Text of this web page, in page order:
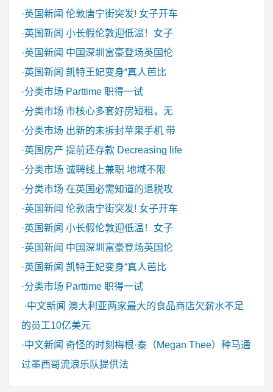
·英国新闻 伦敦唐宁街突发! 女子开车
·英国新闻 小长假伦敦迎低温！女子
·英国新闻 中国深圳富豪登场英国伦
·英国新闻 凯特王妃变身“真人芭比
·分类市场 Parttime 职得一试
·分类市场 市核心多套好房短租，无
·分类市场 出新的未拆封苹果手机 带
·英国房产 提前还存款 Decreasing life
·分类市场 诚聘线上兼职 地域不限
·分类市场 在英国必需知道的退税攻
·英国新闻 伦敦唐宁街突发! 女子开车
·英国新闻 小长假伦敦迎低温！女子
·英国新闻 中国深圳富豪登场英国伦
·英国新闻 凯特王妃变身“真人芭比
·分类市场 Parttime 职得一试
·中文新闻 澳大利亚两家最大的食品商店欠薪水不足
的员工10亿美元
·中文新闻 奇怪的时刻梅根·泰（Megan Thee）种马通
过墨西哥流浪乐队提供法